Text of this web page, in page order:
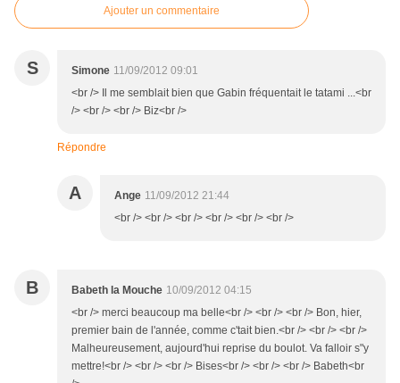
Ajouter un commentaire
S Simone 11/09/2012 09:01
<br /> Il me semblait bien que Gabin fréquentait le tatami ...<br
/> <br /> <br /> Biz<br />
Répondre
A Ange 11/09/2012 21:44
<br /> <br /> <br /> <br /> <br /> <br />
B Babeth la Mouche 10/09/2012 04:15
<br /> merci beaucoup ma belle<br /> <br /> <br /> Bon, hier,
premier bain de l'année, comme c'tait bien.<br /> <br /> <br />
Malheureusement, aujourd'hui reprise du boulot. Va falloir s"y
mettre!<br /> <br /> <br /> Bises<br /> <br /> <br /> Babeth<br